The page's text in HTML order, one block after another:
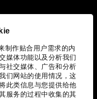
制作贴合用户需求的内
媒体功能以及分析我们
社交媒体、广告和分析
们网站的使用情况，这
此类信息与您提供给他
服务的过程中收集的其